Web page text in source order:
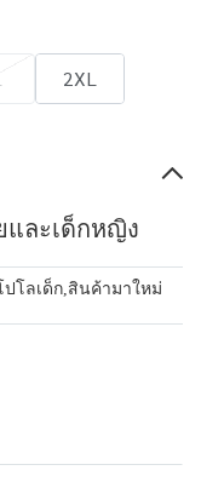
2XL
และเด็กหญิง
ปโลเด็ก,สินค้ามาใหม่